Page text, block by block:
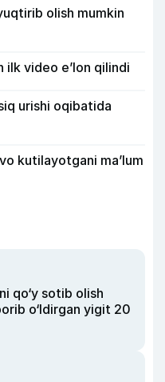
olish mumkin
ilk video e’lon qilindi
urishi oqibatida
kutilayotgani ma’lum
qo‘y sotib olish
o‘ldirgan yigit 20